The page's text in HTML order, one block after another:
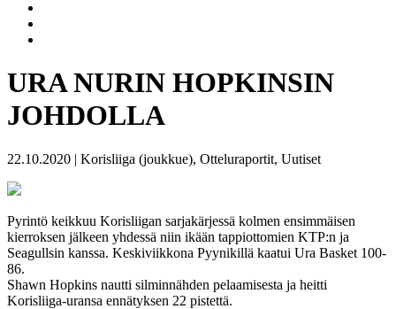
URA NURIN HOPKINSIN
JOHDOLLA
22.10.2020 | Korisliiga (joukkue), Otteluraportit, Uutiset
Pyrintö keikkuu Korisliigan sarjakärjessä kolmen ensimmäisen
kierroksen jälkeen yhdessä niin ikään tappiottomien KTP:n ja
Seagullsin kanssa. Keskiviikkona Pyynikillä kaatui Ura Basket 100-
86.
Shawn Hopkins nautti silminnähden pelaamisesta ja heitti
Korisliiga-uransa ennätyksen 22 pistettä.